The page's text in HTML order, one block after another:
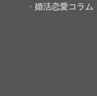
婚活恋愛コラム